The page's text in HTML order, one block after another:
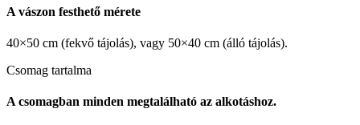
A vászon festhető mérete
40×50 cm (fekvő tájolás), vagy 50×40 cm (álló tájolás).
Csomag tartalma
A csomagban minden megtalálható az alkotáshoz.